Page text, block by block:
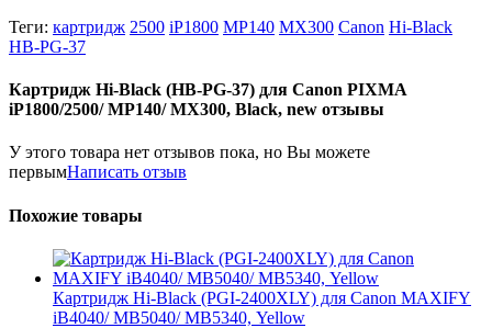
Теги: картридж 2500 iP1800 MP140 MX300 Canon Hi-Black
HB-PG-37
Картридж Hi-Black (HB-PG-37) для Canon PIXMA
iP1800/2500/ MP140/ MX300, Black, new отзывы
У этого товара нет отзывов пока, но Вы можете
первымНаписать отзыв
Похожие товары
Картридж Hi-Black (PGI-2400XLY) для Canon MAXIFY
iB4040/ МВ5040/ МВ5340, Yellow